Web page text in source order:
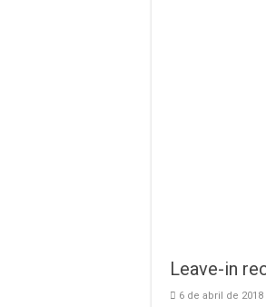
Leave-in
6 de abril de 2018